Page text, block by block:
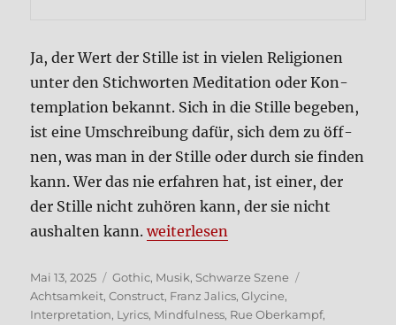
Ja, der Wert der Stil­le ist in vie­len Reli­gio­nen
unter den Stich­wor­ten Medi­ta­ti­on oder Kon­
tem­pla­ti­on bekannt. Sich in die Stil­le bege­ben,
ist eine Umschrei­bung dafür, sich dem zu öff­
nen, was man in der Stil­le oder durch sie fin­den
kann. Wer das nie erfah­ren hat, ist einer, der
der Stil­le nicht zuhö­ren kann, der sie nicht
aus­hal­ten kann.„Silence Speaks (VNV Nati­on) –
wei­ter­le­sen
Veröffentlicht
am
Mai 13, 2025 Kategorien
Gothic, Musik, Schwarze Szene
Achtsamkeit,Construct, Franz Jalics,Glycine,
Interpretation, Lyrics, Mindfulness, Rue Oberkampf,